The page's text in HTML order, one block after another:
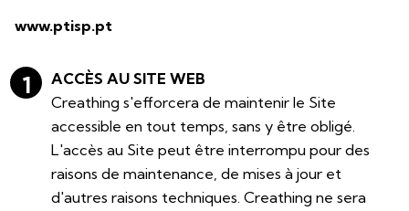
www.ptisp.pt
ACCÈS AU SITE WEB
Creathing s'efforcera de maintenir le Site
accessible en tout temps, sans y être obligé.
L'accès au Site peut être interrompu pour des
raisons de maintenance, de mises à jour et
d'autres raisons techniques. Creathing ne sera